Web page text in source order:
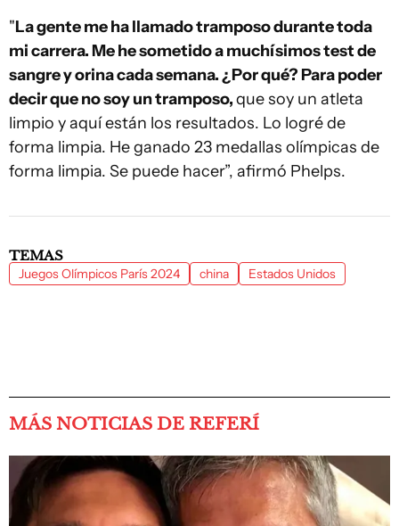
"La gente me ha llamado tramposo durante toda
mi carrera. Me he sometido a muchísimos test de
sangre y orina cada semana. ¿Por qué? Para poder
decir que no soy un tramposo,que soy un atleta
limpio y aquí están los resultados. Lo logré de
forma limpia. He ganado 23 medallas olímpicas de
forma limpia. Se puede hacer”, afirmó Phelps.
TEMAS
Juegos Olímpicos París 2024 china Estados Unidos
MÁS NOTICIAS DE REFERÍ